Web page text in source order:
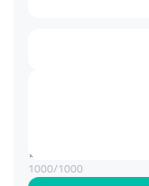
1000/1000